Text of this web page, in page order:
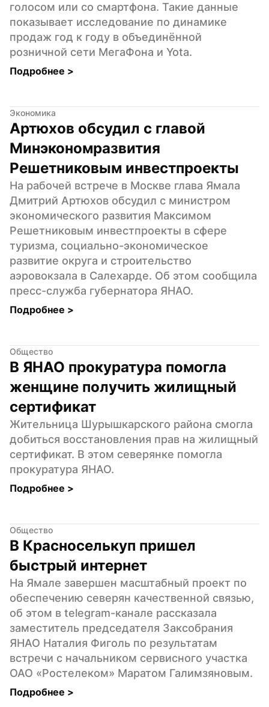
голосом или со смартфона. Такие данные
показывает исследование по динамике
продаж год к году в объединённой
розничной сети МегаФона и Yota.
Подробнее >
Экономика
Артюхов обсудил с главой
Минэкономразвития
Решетниковым инвестпроекты
На рабочей встрече в Москве глава Ямала
Дмитрий Артюхов обсудил с министром
экономического развития Максимом
Решетниковым инвестпроекты в сфере
туризма, социально-экономическое
развитие округа и строительство
аэровокзала в Салехарде. Об этом сообщила
пресс-служба губернатора ЯНАО.
Подробнее >
Общество
В ЯНАО прокуратура помогла
женщине получить жилищный
сертификат
Жительница Шурышкарского района смогла
добиться восстановления прав на жилищный
сертификат. В этом северянке помогла
прокуратура ЯНАО.
Подробнее >
Общество
В Красноселькуп пришел
быстрый интернет
На Ямале завершен масштабный проект по
обеспечению северян качественной связью,
об этом в telegram-канале рассказала
заместитель председателя Заксобрания
ЯНАО Наталия Фиголь по результатам
встречи с начальником сервисного участка
ОАО «Ростелеком» Маратом Галимзяновым.
Подробнее >